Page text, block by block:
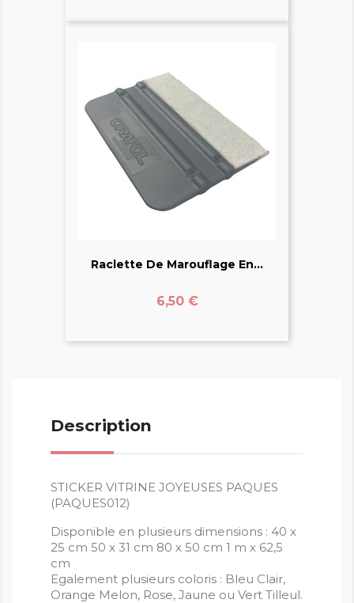
Raclette De Marouflage En...
Prix
6,50 €
Description
STICKER VITRINE JOYEUSES PAQUES
(PAQUES012)
Disponible en plusieurs dimensions : 40 x
25 cm 50 x 31 cm 80 x 50 cm 1 m x 62,5
cm
Egalement plusieurs coloris : Bleu Clair,
Orange Melon, Rose, Jaune ou Vert Tilleul.